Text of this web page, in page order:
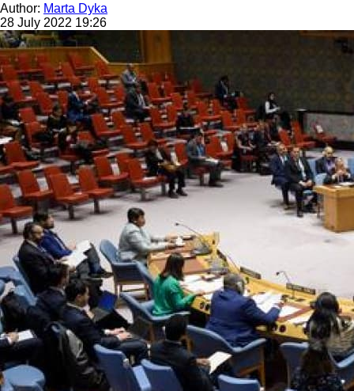
Author: Marta Dyka
28 July 2022 19:26